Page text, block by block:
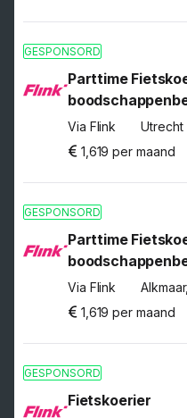
GESPONSORD
Parttime
Via Flink
Utrecht
1,619 per maand
GESPONSORD
Parttime
Via Flink
1,619 per maand
GESPONSORD
Fietskoerier